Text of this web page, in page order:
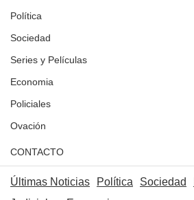
Política
Sociedad
Series y Películas
Economia
Policiales
Ovación
CONTACTO
Últimas Noticias Política Sociedad